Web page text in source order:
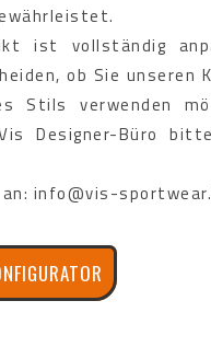
ist vollständig
ob Sie unseren
Stils verwenden
Designer-Büro
an: info@vis-